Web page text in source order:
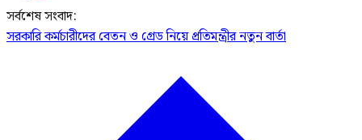
সর্বশেষ সংবাদ:
সরকারি কর্মচারীদের বেতন ও গ্রেড নিয়ে প্রতিমন্ত্রীর নতুন বার্তা